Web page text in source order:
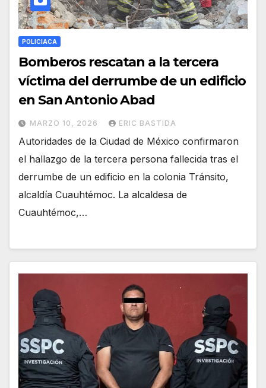
POLICIACA
Bomberos rescatan a la tercera
víctima del derrumbe de un edificio
en San Antonio Abad
MARZO 10, 2026 ERIC BASTIDA
Autoridades de la Ciudad de México confirmaron
el hallazgo de la tercera persona fallecida tras el
derrumbe de un edificio en la colonia Tránsito,
alcaldía Cuauhtémoc. La alcaldesa de
Cuauhtémoc,…